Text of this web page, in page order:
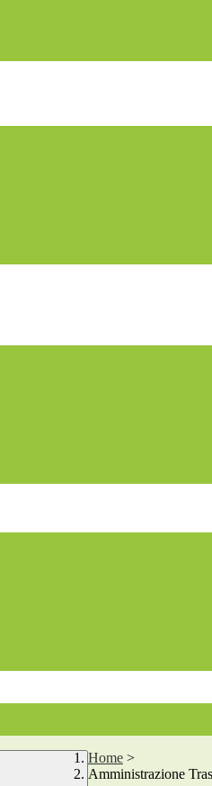
Home >
Amministrazione